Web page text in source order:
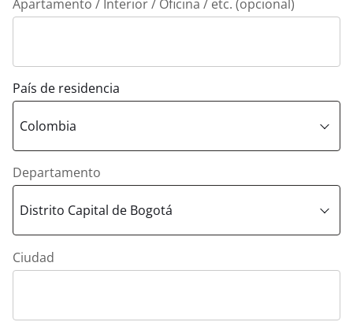
Apartamento / Interior / Oficina / etc. (opcional)
País de residencia
Departamento
Ciudad